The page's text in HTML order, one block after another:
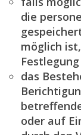
die
möglich
das
oder auf